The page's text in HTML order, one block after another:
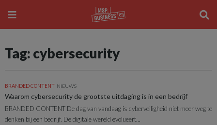
Tag: cybersecurity
BRANDED CONTENT NIEUWS
Waarom cybersecurity de grootste uitdaging is in een bedrijf
BRANDED CONTENT De dag van vandaag is cyberveiligheid niet meer weg te
denken bij een bedrijf. De digitale wereld evolueert...